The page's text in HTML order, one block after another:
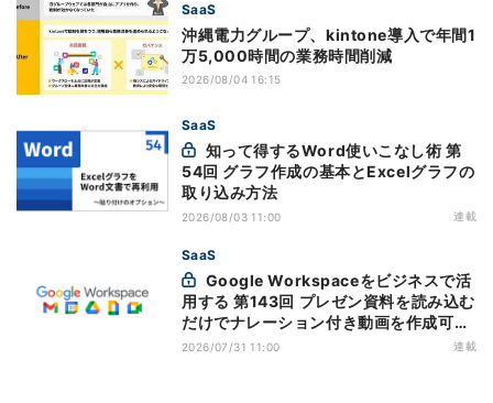
SaaS
沖縄電力グループ、kintone導入で年間1
万5,000時間の業務時間削減
2026/08/04 16:15
SaaS
54回 グラフ作成の基本とExcelグラフの
取り込み方法
2026/08/03 11:00 連載
SaaS
用する 第143回 プレゼン資料を読み込む
だけでナレーション付き動画を作成可能
になった「Google Vids」
2026/07/31 11:00 連載